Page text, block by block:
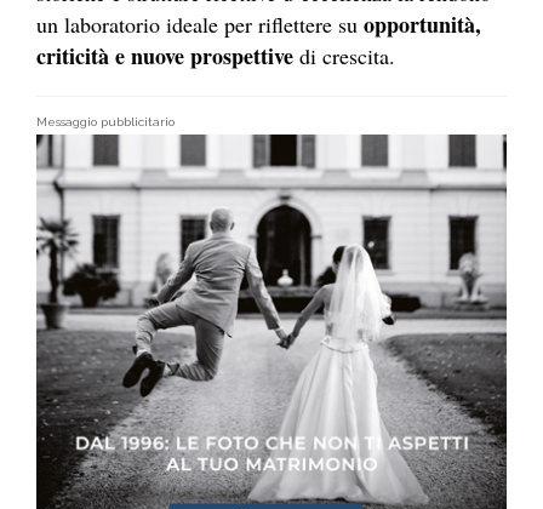
un laboratorio ideale per riflettere su opportunità,
criticità e nuove prospettive di crescita.
Messaggio pubblicitario